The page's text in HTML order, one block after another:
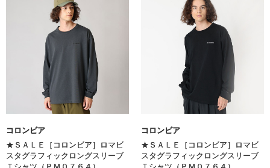
コロンビア
★ＳＡＬＥ［コロンビア］ロマビ
スタグラフィックロングスリーブ
コロンビア
★ＳＡＬＥ［コロンビア］ロマビ
スタグラフィックロングスリーブ